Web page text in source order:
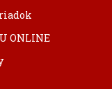
ONLINE